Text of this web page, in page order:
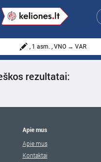
, 1 asm. , VNO → VAR
rezultatai:
Apie mus
Apie mus
Kontaktai